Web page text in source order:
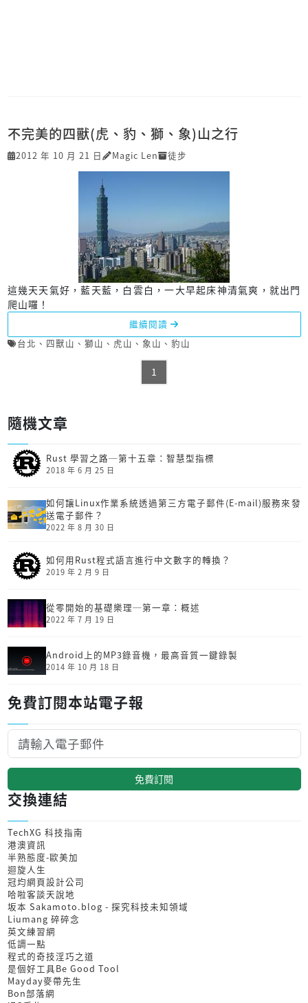
不完美的四獸(虎、豹、獅、象)山之行
2012 年 10 月 21 日 Magic Len 徒步
這幾天天氣好，藍天藍，白雲白，一大早起床神清氣爽，就出門
爬山囉！
繼續閱讀
台北 、 四獸山 、 獅山 、 虎山 、 象山 、 豹山
1
隨機文章
Rust 學習之路─第十五章：智慧型指標
2018 年 6 月 25 日
如何讓Linux作業系統透過第三方電子郵件(E-mail)服務來發
送電子郵件？
2022 年 8 月 30 日
如何用Rust程式語言進行中文數字的轉換？
2019 年 2 月 9 日
從零開始的基礎樂理─第一章：概述
2022 年 7 月 19 日
Android上的MP3錄音機，最高音質一鍵錄製
2014 年 10 月 18 日
免費訂閱本站電子報
免費訂閱
交換連結
TechXG 科技指南
港澳資訊
半熟態度-歐美加
迴旋人生
冠均網頁設計公司
哈啦客談天說地
坂本 Sakamoto.blog - 探究科技未知領域
Liumang 碎碎念
英文練習網
低調一點
程式的奇技淫巧之道
是個好工具Be Good Tool
Mayday麥帶先生
Bon部落網